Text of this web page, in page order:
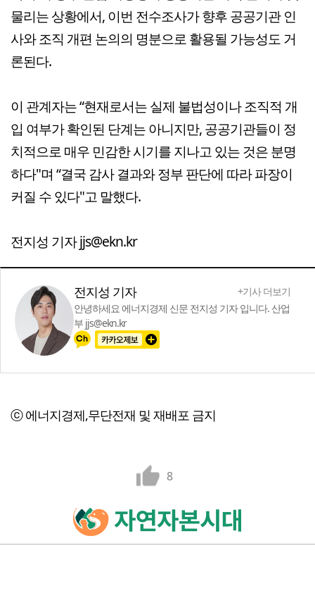
물리는 상황에서, 이번 전수조사가 향후 공공기관 인
사와 조직 개편 논의의 명분으로 활용될 가능성도 거
론된다.
이 관계자는 “현재로서는 실제 불법성이나 조직적 개
입 여부가 확인된 단계는 아니지만, 공공기관들이 정
치적으로 매우 민감한 시기를 지나고 있는 것은 분명
하다"며 “결국 감사 결과와 정부 판단에 따라 파장이
커질 수 있다"고 말했다.
전지성 기자 jjs@ekn.kr
전지성 기자
+기사 더보기
안녕하세요 에너지경제 신문 전지성 기자 입니다. 산업
부 jjs@ekn.kr
ⓒ 에너지경제,무단전재 및 재배포 금지
8